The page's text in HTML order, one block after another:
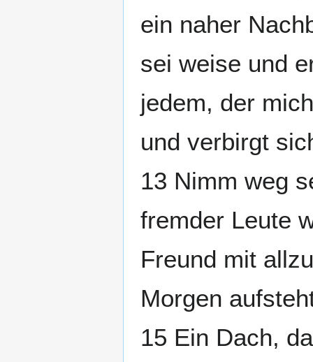
ein naher
sei weise und
jedem, der
und verbirgt
13 Nimm weg
fremder Leute
Freund mit
Morgen
15 Ein Dach,